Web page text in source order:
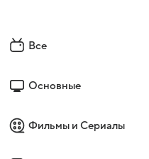
Все
Основные
Фильмы и Сериалы